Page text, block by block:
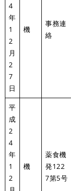
4
年
1
2
月
2
7
日
機
事務連
絡
平
成
2
4
年
1
2
機
薬食機
発122
7第5号